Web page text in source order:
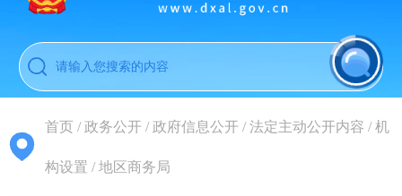
首页 /政务公开 /政府信息公开 /法定主动公开内容 /机
构设置 /地区商务局